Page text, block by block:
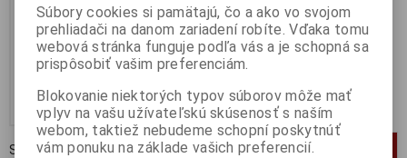
Výrobca:NOREV
Katalógové číslo: NO-880001
Skladom:1 ks
69,95 EUR
Pridať do košíka
Strana1z1Celkom 1záznamov
Súbory cookies si pamätajú, čo a ako vo svojom
prehliadači na danom zariadení robíte. Vďaka tomu
webová stránka funguje podľa vás a je schopná sa
prispôsobiť vašim preferenciám.
Blokovanie niektorých typov súborov môže mať
vplyv na vašu užívateľskú skúsenosť s naším
webom, taktiež nebudeme schopní poskytnúť
vám ponuku na základe vašich preferencií.